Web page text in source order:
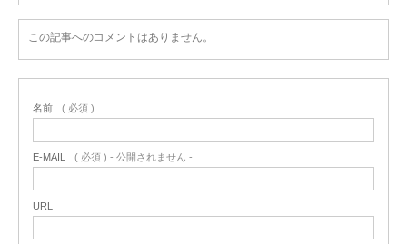
この記事へのコメントはありません。
名前 ( 必須 )
E-MAIL ( 必須 ) - 公開されません -
URL